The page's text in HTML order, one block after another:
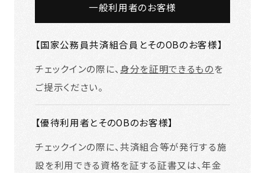
一般利用者のお客様
【国家公務員共済組合員とそのOBのお客様】
チェックインの際に、身分を証明できるものを
ご提示ください。
【優待利用者とそのOBのお客様】
チェックインの際に、共済組合等が発行する施
設を利用できる資格を証する証書又は、年金